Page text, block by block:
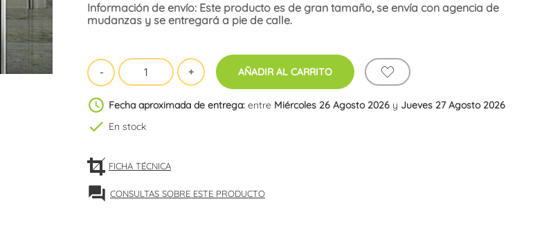
Información de envío: Este producto es de gran tamaño, se envía con agencia de
mudanzas y se entregará a pie de calle.
AÑADIR AL CARRITO
schedule Fecha aproximada de entrega: entre Miércoles 26 Agosto 2026 y Jueves 27 Agosto 2026
check En stock
FICHA TÉCNICA
forum CONSULTAS SOBRE ESTE PRODUCTO